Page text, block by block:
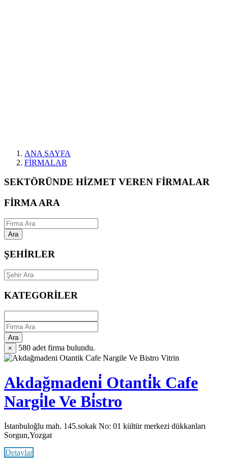
ANA SAYFA
FİRMALAR
SEKTÖRÜNDE HİZMET VEREN FİRMALAR
FİRMA ARA
Ara
ŞEHİRLER
KATEGORİLER
Ara
×
580 adet firma bulundu.
Vitrin
Akdağmadeni̇ Otanti̇k Cafe
Nargi̇le Ve Bi̇stro
İstanbuloğlu mah. 145.sokak No: 01 kültür merkezi dükkanları
Sorgun,Yozgat
Detaylar